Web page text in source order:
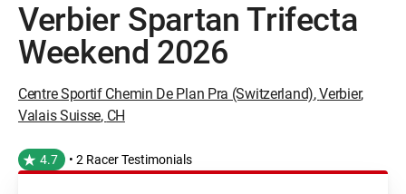
Verbier Spartan Trifecta
Weekend 2026
Centre Sportif Chemin De Plan Pra (Switzerland),Verbier,
Valais Suisse, CH
4.7 • 2 Racer Testimonials